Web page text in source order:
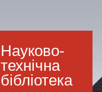
Науково-
технічна
бібліотека